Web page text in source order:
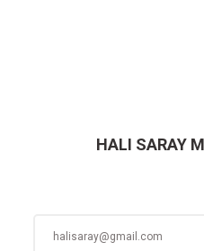
HALI SARAY